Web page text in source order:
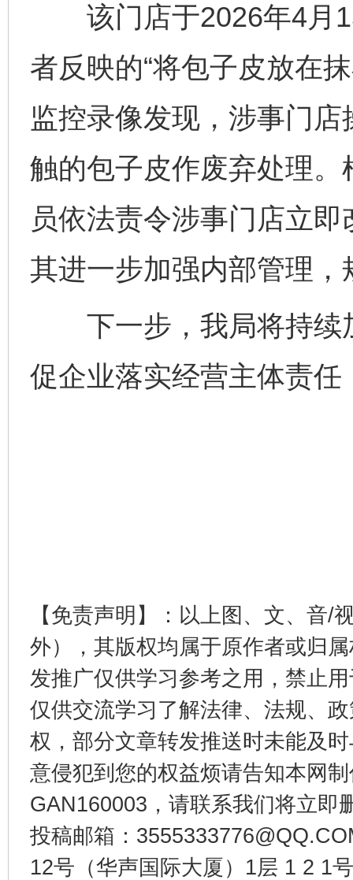
该门店于2026年4月
者反映的“将包子皮放在
监控录像发现，涉事门
触的包子皮作废弃处理
员依法责令涉事门店立
其进一步加强内部管理
下一步，我局将持续
促企业落实经营主体责
【免责声明】：以上图、文、音/
外），其版权均属于原作者或归
发推广仅供学习参考之用，禁止
仅供交流学习了解法律、法规、
权，部分文章转发推送时未能及
意侵犯到您的权益烦请告知本网
GAN160003，请联系我们将立即
投稿邮箱：
12号（华声国际大厦）1层 1 2 1
东山县通报“牛蛙产品抗生素超标问题” 法